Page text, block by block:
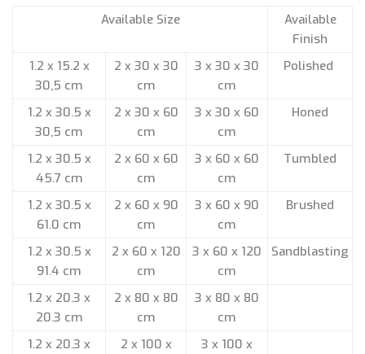
Available Size
Available
Finish
1.2 x 15.2 x
30,5 cm
2 x 30 x 30
cm
3 x 30 x 30
cm
Polished
1.2 x 30.5 x
30,5 cm
2 x 30 x 60
cm
3 x 30 x 60
cm
Honed
1.2 x 30.5 x
45.7 cm
2 x 60 x 60
cm
3 x 60 x 60
cm
Tumbled
1.2 x 30.5 x
61.0 cm
2 x 60 x 90
cm
3 x 60 x 90
cm
Brushed
1.2 x 30.5 x
91.4 cm
2 x 60 x 120
cm
3 x 60 x 120
cm
Sandblasting
1.2 x 20.3 x
20.3 cm
2 x 80 x 80
cm
3 x 80 x 80
cm
1.2 x 20.3 x
2 x 100 x
3 x 100 x